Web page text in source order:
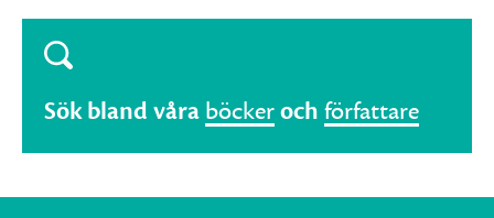
Sök bland våra böckeroch författare